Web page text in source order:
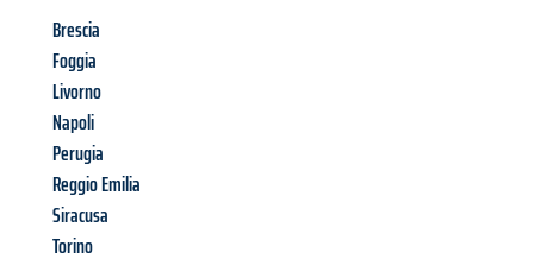
Brescia
Foggia
Livorno
Napoli
Perugia
Reggio Emilia
Siracusa
Torino